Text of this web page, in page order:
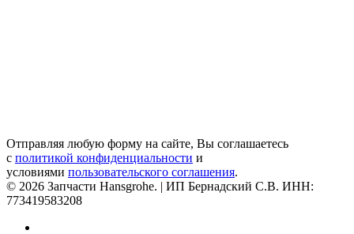
Отправляя любую форму на сайте, Вы соглашаетесь
с политикой конфиденциальности и
условиями пользовательского соглашения.
© 2026 Запчасти Hansgrohe. | ИП Бернадский С.В. ИНН:
773419583208